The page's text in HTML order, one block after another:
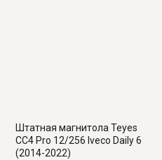
Штатная магнитола Teyes
CC4 Pro 12/256 Iveco Daily 6
(2014-2022)